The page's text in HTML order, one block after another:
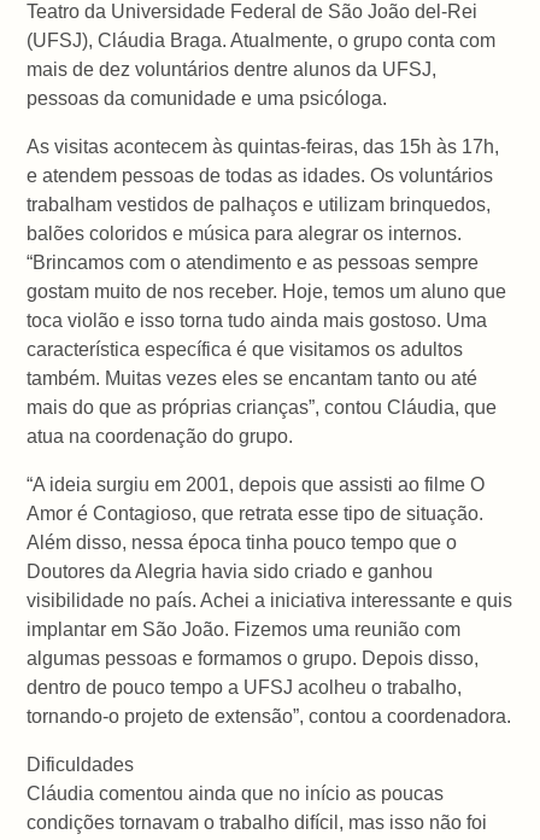
Teatro da Universidade Federal de São João del-Rei
(UFSJ), Cláudia Braga. Atualmente, o grupo conta com
mais de dez voluntários dentre alunos da UFSJ,
pessoas da comunidade e uma psicóloga.
As visitas acontecem às quintas-feiras, das 15h às 17h,
e atendem pessoas de todas as idades. Os voluntários
trabalham vestidos de palhaços e utilizam brinquedos,
balões coloridos e música para alegrar os internos.
“Brincamos com o atendimento e as pessoas sempre
gostam muito de nos receber. Hoje, temos um aluno que
toca violão e isso torna tudo ainda mais gostoso. Uma
característica específica é que visitamos os adultos
também. Muitas vezes eles se encantam tanto ou até
mais do que as próprias crianças”, contou Cláudia, que
atua na coordenação do grupo.
“A ideia surgiu em 2001, depois que assisti ao filme O
Amor é Contagioso, que retrata esse tipo de situação.
Além disso, nessa época tinha pouco tempo que o
Doutores da Alegria havia sido criado e ganhou
visibilidade no país. Achei a iniciativa interessante e quis
implantar em São João. Fizemos uma reunião com
algumas pessoas e formamos o grupo. Depois disso,
dentro de pouco tempo a UFSJ acolheu o trabalho,
tornando-o projeto de extensão”, contou a coordenadora.
Dificuldades
Cláudia comentou ainda que no início as poucas
condições tornavam o trabalho difícil, mas isso não foi